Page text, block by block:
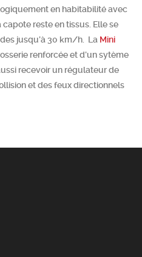
en habitabilité avec
reste en tissus. Elle se
jusqu’à 30 km/h. La Mini
renforcée et d’un sytème
recevoir un régulateur de
et des feux directionnels